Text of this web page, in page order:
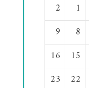
1
2
8
9
15
16
22
23